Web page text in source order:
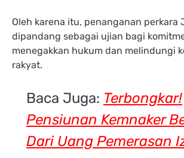
Oleh karena itu, penanganan perkara
dipandang sebagai ujian bagi
menegakkan hukum dan melindungi
rakyat.
Baca Juga: Terbongkar!
Pensiunan Kemnaker
Dari Uang Pemerasan